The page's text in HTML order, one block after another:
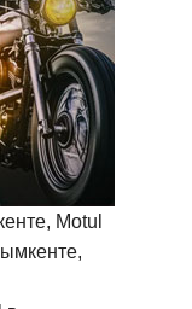
Motul